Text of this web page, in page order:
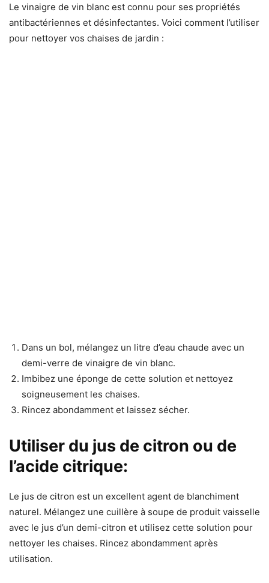
Le vinaigre de vin blanc est connu pour ses propriétés
antibactériennes et désinfectantes. Voici comment l’utiliser
pour nettoyer vos chaises de jardin :
Dans un bol, mélangez un litre d’eau chaude avec un
demi-verre de vinaigre de vin blanc.
Imbibez une éponge de cette solution et nettoyez
soigneusement les chaises.
Rincez abondamment et laissez sécher.
Utiliser du jus de citron ou de
l’acide citrique:
Le jus de citron est un excellent agent de blanchiment
naturel. Mélangez une cuillère à soupe de produit vaisselle
avec le jus d’un demi-citron et utilisez cette solution pour
nettoyer les chaises. Rincez abondamment après
utilisation.